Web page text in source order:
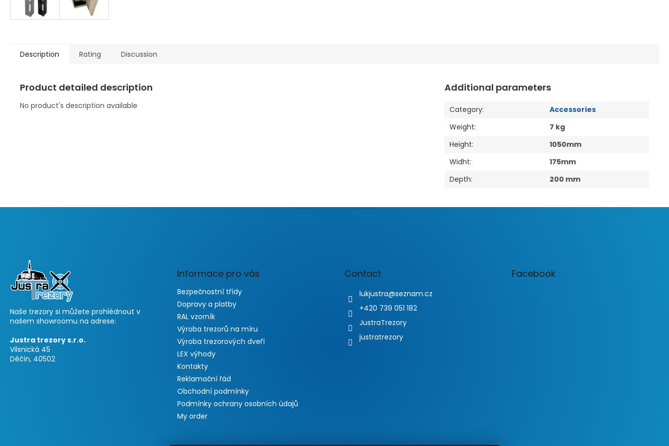
Description Rating Discussion
Product detailed description
No product's description available
Additional parameters
Category:
Accessories
Weight:
7 kg
Height:
1050mm
Widht:
175mm
Depth: 200 mm
Naše trezory si můžete prohlédnout v
našem showroomu na adrese:
Justra trezory s.r.o.
Vilsnická 45
Děčín, 40502
Informace pro vás
Bezpečnostní třídy
Dopravy a platby
RAL vzorník
Výroba trezorů na míru
Výroba trezorových dveří
LEX výhody
Kontakty
Reklamační řád
Obchodní podmínky
Podmínky ochrany osobních údajů
My order
Contact
lukjustra@seznam.cz
+420 739 051 182
JustraTrezory
justratrezory
Facebook